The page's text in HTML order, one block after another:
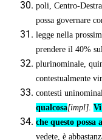
poli, Centro-
possa governare
legge nella
prendere il 40% sul
plurinominale,
contestualmente
contesti
qualcosa[impl].
che questo possa
vedete, è